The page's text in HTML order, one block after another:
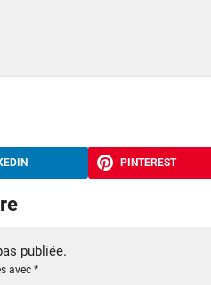
PINTEREST
publiée.
avec *